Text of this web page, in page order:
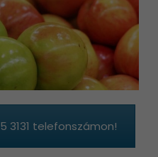
3131 telefonszámon!